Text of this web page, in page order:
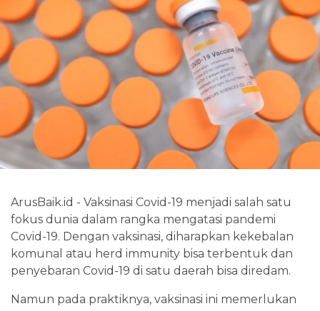
ArusBaik.id - Vaksinasi Covid-19 menjadi salah satu
fokus dunia dalam rangka mengatasi pandemi
Covid-19. Dengan vaksinasi, diharapkan kekebalan
komunal atau herd immunity bisa terbentuk dan
penyebaran Covid-19 di satu daerah bisa diredam.
Namun pada praktiknya, vaksinasi ini memerlukan